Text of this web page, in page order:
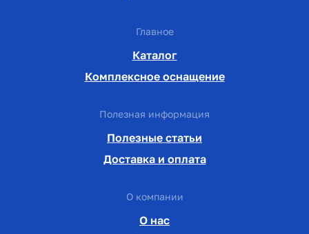
Главное
Каталог
Комплексное оснащение
Полезная информация
Полезные статьи
Доставка и оплата
О компании
О нас